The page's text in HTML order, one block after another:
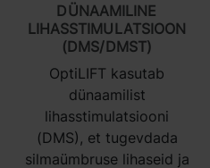
DÜNAAMILINE
LIHASSTIMULATSIOON
(DMS/DMST)
OptiLIFT kasutab
dünaamilist
lihasstimulatsiooni
(DMS), et tugevdada
silmaümbruse lihaseid ja